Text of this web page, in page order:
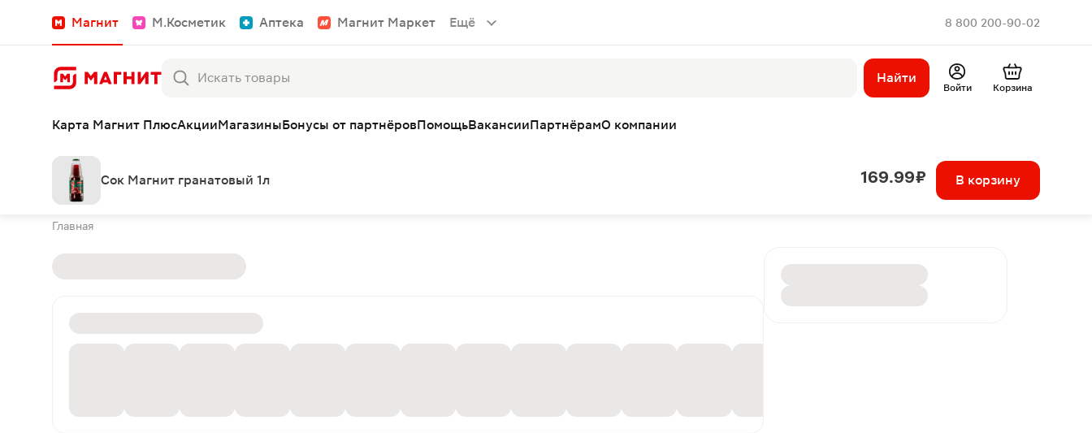
Магнит М.Косметик Аптека Магнит Маркет Ещё 8 800 200-90-02
Найти
Войти Корзина
Карта Магнит ПлюсАкцииМагазиныБонусы от партнёровПомощьВакансииПартнёрамО компании
Сок Магнит гранатовый 1л 169.99 ₽ В корзину
Главная